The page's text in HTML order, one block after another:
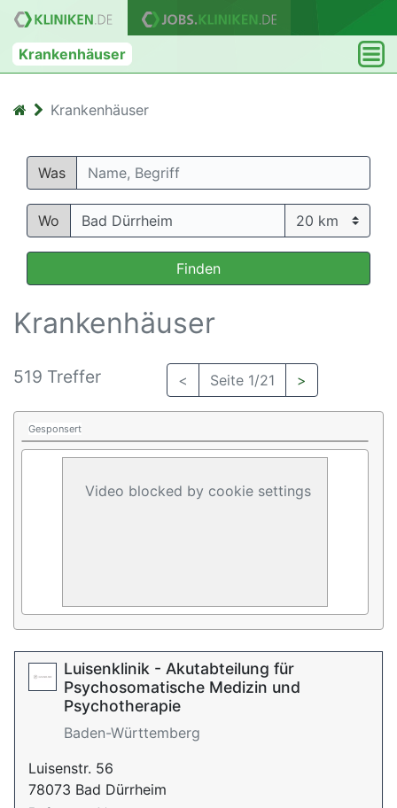
Krankenhäuser
Krankenhäuser
Was
Wo
Finden
Krankenhäuser
519 Treffer < Seite 1/21 >
Gesponsert
Video blocked by cookie settings
Luisenklinik - Akutabteilung für
Psychosomatische Medizin und
Psychotherapie
Baden-Württemberg
Luisenstr. 56
78073 Bad Dürrheim